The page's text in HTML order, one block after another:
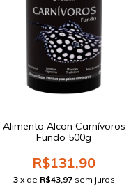
Alimento Alcon Carnívoros
Fundo 500g
R$131,90
3 x de R$43,97 sem juros